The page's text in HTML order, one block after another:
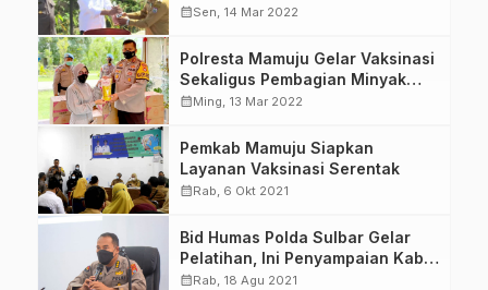
Nusantara
calendar_monthSen, 14 Mar 2022
Polresta Mamuju Gelar Vaksinasi
Sekaligus Pembagian Minyak
Goreng
calendar_monthMing, 13 Mar 2022
Pemkab Mamuju Siapkan
Layanan Vaksinasi Serentak
calendar_monthRab, 6 Okt 2021
Bid Humas Polda Sulbar Gelar
Pelatihan, Ini Penyampaian Kabid
Humas
calendar_monthRab, 18 Agu 2021